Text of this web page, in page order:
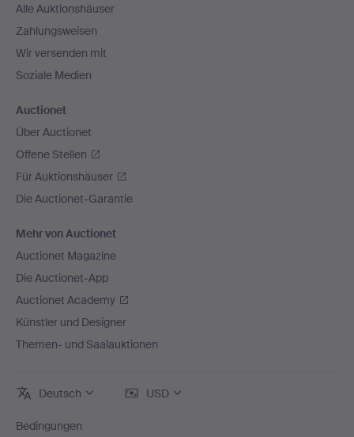
Alle Auktionshäuser
Zahlungsweisen
Wir versenden mit
Soziale Medien
Auctionet
Über Auctionet
Offene Stellen
Für Auktionshäuser
Die Auctionet-Garantie
Mehr von Auctionet
Auctionet Magazine
Die Auctionet-App
Auctionet Academy
Künstler und Designer
Themen- und Saalauktionen
Deutsch USD
Bedingungen